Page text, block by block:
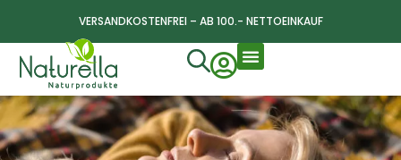
VERSANDKOSTENFREI – AB 100.- NETTOEINKAUF